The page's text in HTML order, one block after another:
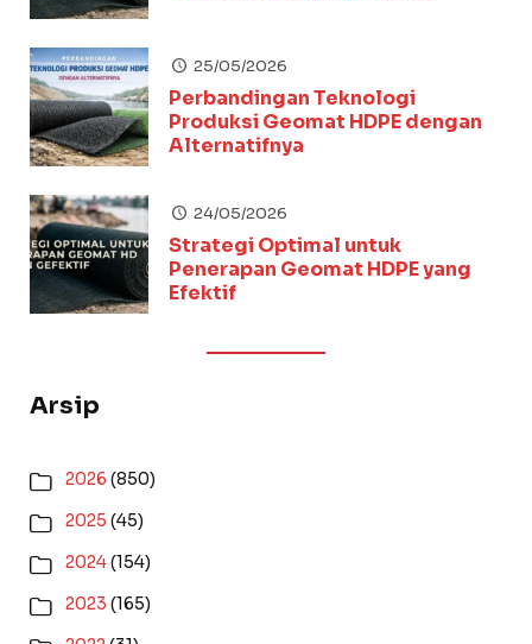
25/05/2026
Perbandingan Teknologi
Produksi Geomat HDPE dengan
Alternatifnya
24/05/2026
Strategi Optimal untuk
Penerapan Geomat HDPE yang
Efektif
Arsip
2026 (850)
2025 (45)
2024(154)
2023 (165)